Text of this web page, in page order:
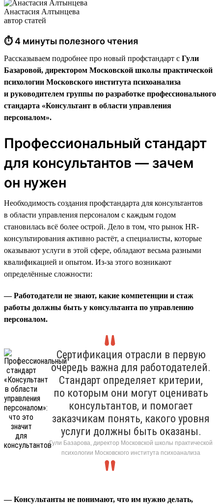
Анастасия Алтынцева
автор статей
⏱ 4 минуты полезного чтения
Рассказываем подробнее про новый профстандарт с Гули
Базаровой, директором Московской школы практической
психологии Московского института психоанализа
и руководителем группы по разработке профессионального
стандарта «Консультант в области управления
персоналом».
Профессиональный стандарт
для консультантов — зачем
он нужен
Необходимость создания профстандарта для консультантов
в области управления персоналом с каждым годом
становилась всё более острой. Дело в том, что рынок HR-
консультирования активно растёт, а специалисты, которые
оказывают услуги в этой сфере, обладают весьма разными
квалификацией и опытом. Из-за этого возникают
определённые сложности:
— Работодатели не знают, какие компетенции и стаж
работы должны быть у консультанта по управлению
персоналом.
Сертификация отрасли в первую
очередь важна для работодателей.
Стандарт определяет критерии,
по которым они могут оценивать
консультантов, и помогает
заказчикам понять, какого уровня
услуги должны быть оказаны.
Гули Базарова, директор Московской школы практической
психологии Московского института психоанализа
— Консультанты не понимают, что им нужно делать,